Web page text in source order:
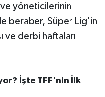
ve yöneticilerinin
beraber, Süper Lig'in
ve derbi haftaları
İşte TFF'nin İlk